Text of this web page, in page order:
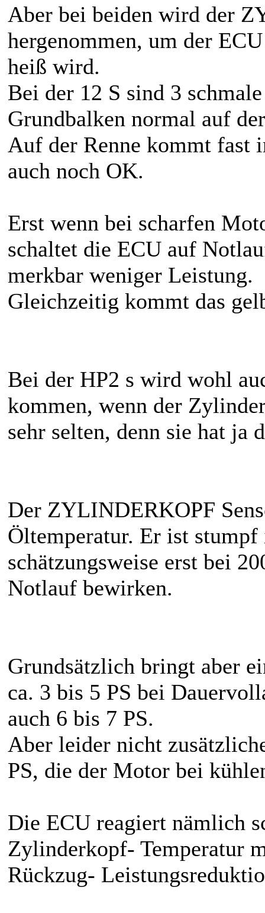
Aber bei beiden wird der
hergenommen, um der
heiß wird.
Bei der 12 S sind 3
Grundbalken normal auf
Auf der Renne kommt fast
auch noch OK.
Erst wenn bei scharfen
schaltet die ECU auf
merkbar weniger Leistung.
Gleichzeitig kommt das
Bei der HP2 s wird wohl
kommen, wenn der
sehr selten, denn sie hat ja
Der ZYLINDERKOPF
Öltemperatur. Er ist
schätzungsweise erst bei
Notlauf bewirken.
Grundsätzlich bringt aber
ca. 3 bis 5 PS bei
auch 6 bis 7 PS.
Aber leider nicht
PS, die der Motor bei
Die ECU reagiert nämlich
Zylinderkopf- Temperatur
Rückzug-